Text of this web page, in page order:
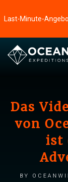
Das
von
ist
by